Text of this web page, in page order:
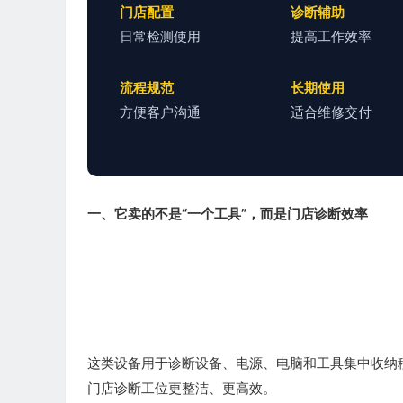
门店配置
日常检测使用
诊断辅助
提高工作效率
流程规范
方便客户沟通
长期使用
适合维修交付
一、它卖的不是“一个工具”，而是门店诊断效率
这类设备用于诊断设备、电源、电脑和工具集中收纳
门店诊断工位更整洁、更高效。